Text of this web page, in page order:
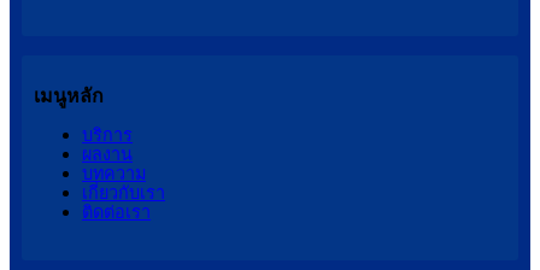
เมนูหลัก
บริการ
ผลงาน
บทความ
เกี่ยวกับเรา
ติดต่อเรา